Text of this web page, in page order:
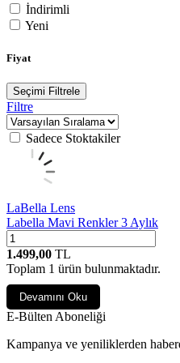
İndirimli
Yeni
Fiyat
Seçimi Filtrele
Filtre
Sadece Stoktakiler
LaBella Lens
Labella Mavi Renkler 3 Aylık
1.499,00 TL
Toplam 1 ürün bulunmaktadır.
Devamını Oku
E-Bülten Aboneliği
Kampanya ve yeniliklerden